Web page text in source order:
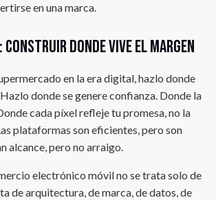
en una marca.
donde vive el margen
en la era digital, hazlo donde
donde se genere confianza. Donde la
cada píxel refleje tu promesa, no la
plataformas son eficientes, pero son
alcance, pero no arraigo.
electrónico móvil no se trata solo de
de arquitectura, de marca, de datos, de